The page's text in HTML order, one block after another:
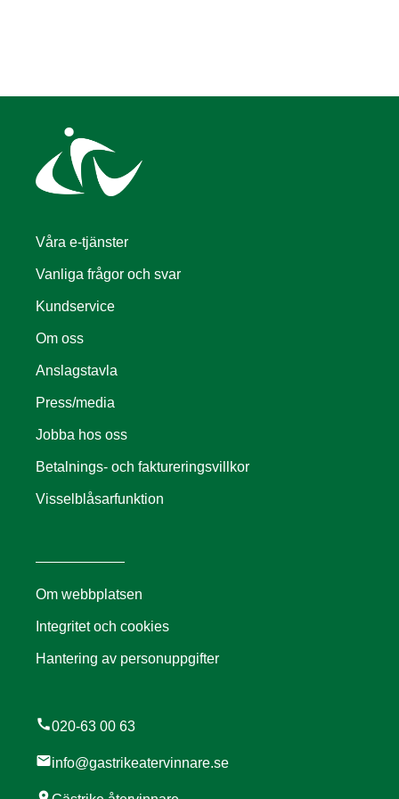
Våra e-tjänster
Vanliga frågor och svar
Kundservice
Om oss
Anslagstavla
Press/media
Jobba hos oss
Betalnings- och faktureringsvillkor
Visselblåsarfunktion
Om webbplatsen
Integritet och cookies
Hantering av personuppgifter
call020-63 00 63
mailinfo@gastrikeatervinnare.se